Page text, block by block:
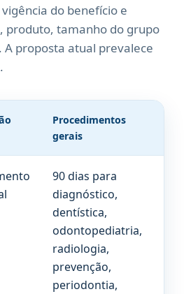
do benefício e
produto, tamanho do grupo
proposta atual prevalece
Procedimentos
gerais
90 dias para
diagnóstico,
dentística,
odontopediatria,
radiologia,
prevenção,
periodontia,